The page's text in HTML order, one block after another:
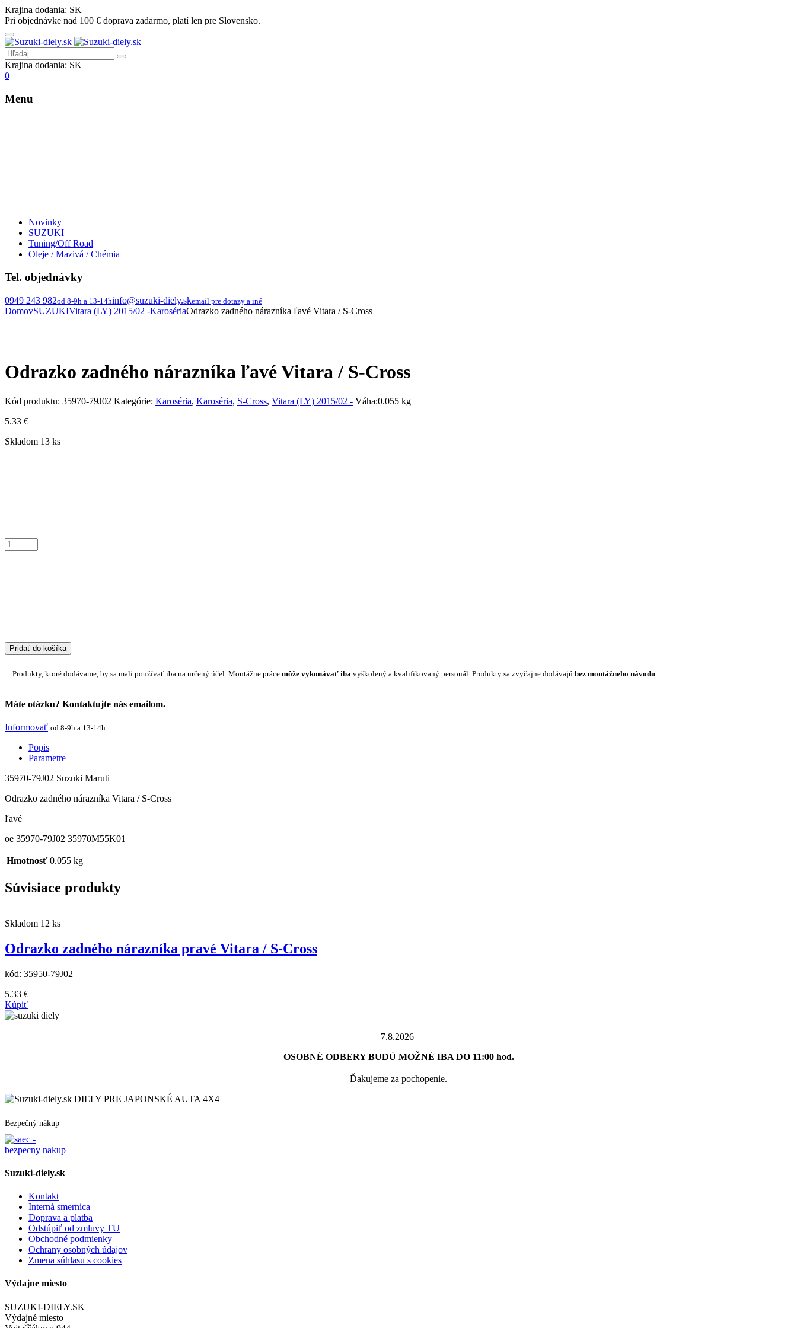
Krajina dodania: SK
Pri objednávke nad 100 € doprava zadarmo, platí len pre Slovensko.
Krajina dodania: SK
0
Menu
Novinky
SUZUKI
Tuning/Off Road
Oleje / Mazivá / Chémia
Tel. objednávky
0949 243 982od 8-9h a 13-14hinfo@suzuki-diely.skemail pre dotazy a iné
DomovSUZUKIVitara (LY) 2015/02 -KarosériaOdrazko zadného nárazníka ľavé Vitara / S-Cross
Odrazko zadného nárazníka ľavé Vitara / S-Cross
Kód produktu: 35970-79J02 Kategórie: Karoséria, Karoséria, S-Cross, Vitara (LY) 2015/02 - Váha:0.055 kg
5.33 €
Skladom 13 ks
Pridať do košíka
Produkty, ktoré dodávame, by sa mali používať iba na určený účel. Montážne práce môže vykonávať iba vyškolený a kvalifikovaný personál. Produkty sa zvyčajne dodávajú bez montážneho návodu
Máte otázku? Kontaktujte nás emailom.
Informovať od 8-9h a 13-14h
Popis
Parametre
35970-79J02 Suzuki Maruti
Odrazko zadného nárazníka Vitara / S-Cross
ľavé
oe 35970-79J02 35970M55K01
Hmotnosť 0.055 kg
Súvisiace produkty
Skladom 12 ks
Odrazko zadného nárazníka pravé Vitara / S-Cross
kód: 35950-79J02
5.33 €
Kúpiť
7.8.2026
OSOBNÉ ODBERY BUDÚ MOŽNÉ IBA DO 11:00 hod.
Ďakujeme za pochopenie.
DIELY PRE JAPONSKÉ AUTA 4X4
Bezpečný nákup
Suzuki-diely.sk
Kontakt
Interná smernica
Doprava a platba
Odstúpiť od zmluvy TU
Obchodné podmienky
Ochrany osobných údajov
Zmena súhlasu s cookies
Výdajne miesto
SUZUKI-DIELY.SK
Výdajné miesto